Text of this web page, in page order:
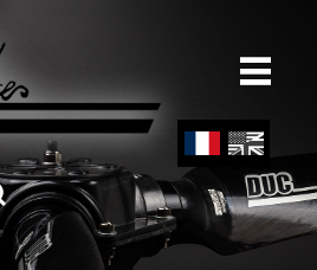
principal
ch
Engl